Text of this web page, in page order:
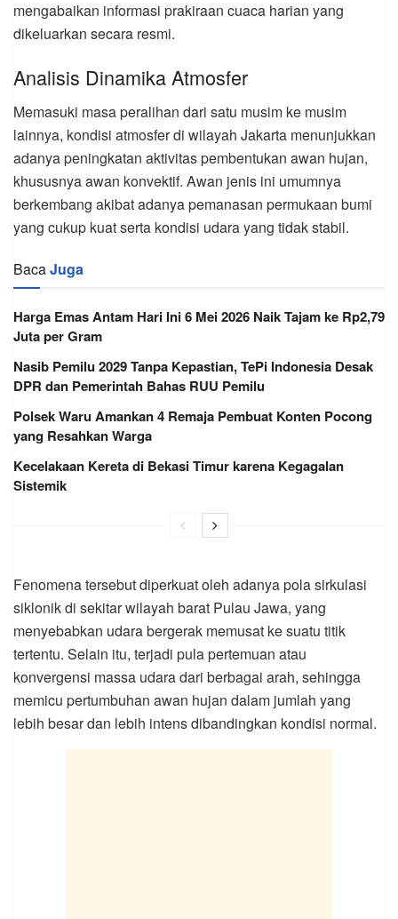
mengabaikan informasi prakiraan cuaca harian yang
dikeluarkan secara resmi.
Analisis Dinamika Atmosfer
Memasuki masa peralihan dari satu musim ke musim
lainnya, kondisi atmosfer di wilayah Jakarta menunjukkan
adanya peningkatan aktivitas pembentukan awan hujan,
khususnya awan konvektif. Awan jenis ini umumnya
berkembang akibat adanya pemanasan permukaan bumi
yang cukup kuat serta kondisi udara yang tidak stabil.
BacaJuga
Harga Emas Antam Hari Ini 6 Mei 2026 Naik Tajam ke Rp2,79
Juta per Gram
Nasib Pemilu 2029 Tanpa Kepastian, TePi Indonesia Desak
DPR dan Pemerintah Bahas RUU Pemilu
Polsek Waru Amankan 4 Remaja Pembuat Konten Pocong
yang Resahkan Warga
Kecelakaan Kereta di Bekasi Timur karena Kegagalan
Sistemik
Fenomena tersebut diperkuat oleh adanya pola sirkulasi
siklonik di sekitar wilayah barat Pulau Jawa, yang
menyebabkan udara bergerak memusat ke suatu titik
tertentu. Selain itu, terjadi pula pertemuan atau
konvergensi massa udara dari berbagai arah, sehingga
memicu pertumbuhan awan hujan dalam jumlah yang
lebih besar dan lebih intens dibandingkan kondisi normal.